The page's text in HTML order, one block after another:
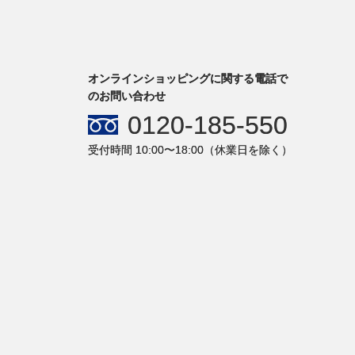
オンラインショッピングに関する電話で
のお問い合わせ
0120-185-550
受付時間 10:00〜18:00（休業日を除く）